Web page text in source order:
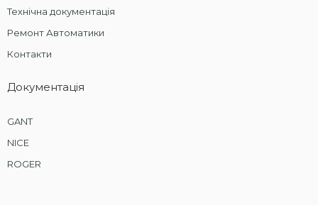
Технічна документація
Ремонт Автоматики
Контакти
Документація
GANT
NICE
ROGER